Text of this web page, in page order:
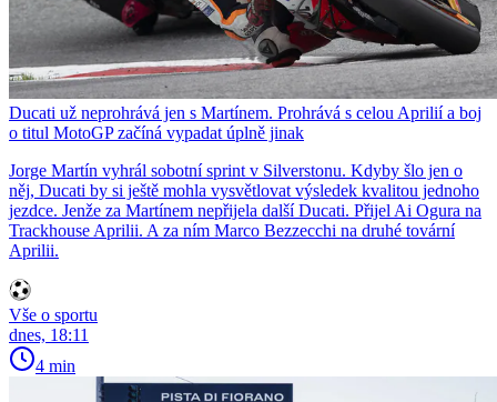
Ducati už neprohrává jen s Martínem. Prohrává s celou Aprilií a boj
o titul MotoGP začíná vypadat úplně jinak
Jorge Martín vyhrál sobotní sprint v Silverstonu. Kdyby šlo jen o
něj, Ducati by si ještě mohla vysvětlovat výsledek kvalitou jednoho
jezdce. Jenže za Martínem nepřijela další Ducati. Přijel Ai Ogura na
Trackhouse Aprilii. A za ním Marco Bezzecchi na druhé tovární
Aprilii.
Vše o sportu
dnes, 18:11
4 min